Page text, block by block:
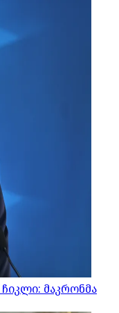
მაკრონმა